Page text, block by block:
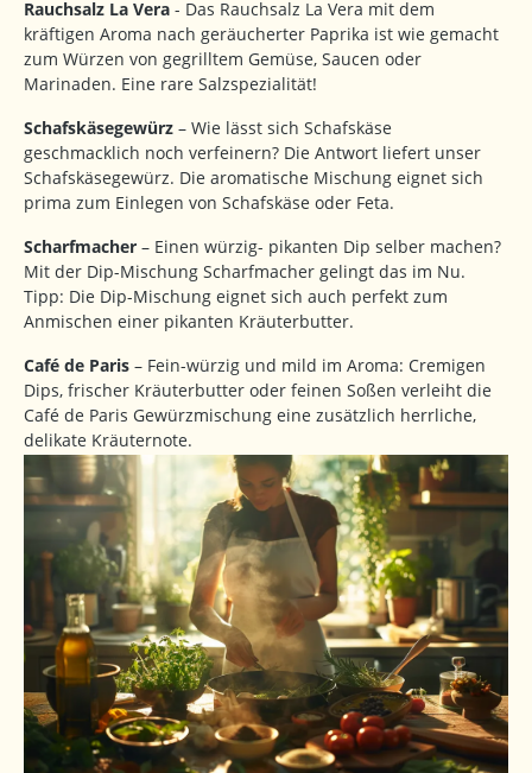
Rauchsalz La Vera - Das Rauchsalz La Vera mit dem
kräftigen Aroma nach geräucherter Paprika ist wie gemacht
zum Würzen von gegrilltem Gemüse, Saucen oder
Marinaden. Eine rare Salzspezialität!
Schafskäsegewürz – Wie lässt sich Schafskäse
geschmacklich noch verfeinern? Die Antwort liefert unser
Schafskäsegewürz. Die aromatische Mischung eignet sich
prima zum Einlegen von Schafskäse oder Feta.
Scharfmacher – Einen würzig- pikanten Dip selber machen?
Mit der Dip-Mischung Scharfmacher gelingt das im Nu.
Tipp: Die Dip-Mischung eignet sich auch perfekt zum
Anmischen einer pikanten Kräuterbutter.
Café de Paris – Fein-würzig und mild im Aroma: Cremigen
Dips, frischer Kräuterbutter oder feinen Soßen verleiht die
Café de Paris Gewürzmischung eine zusätzlich herrliche,
delikate Kräuternote.